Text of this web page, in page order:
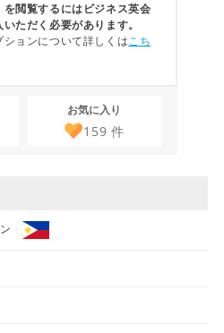
を閲覧するにはビジネス英会
ただく必要があります。
ョンについて詳しくはこち
お気に入り
159 件